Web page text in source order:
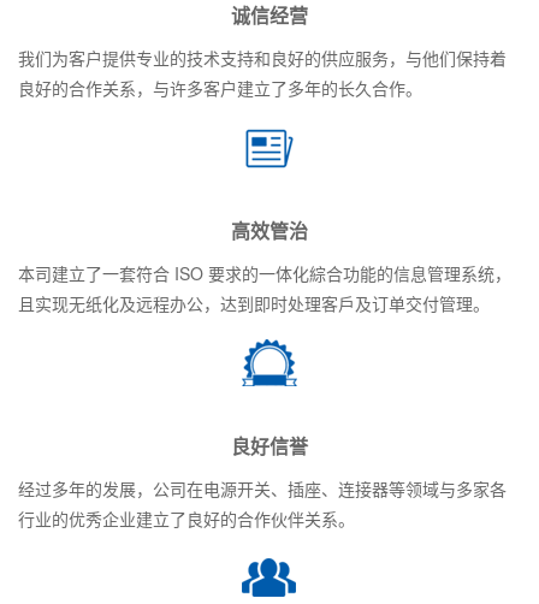
诚信经营
我们为客户提供专业的技术支持和良好的供应服务，与他们保持着
良好的合作关系，与许多客户建立了多年的长久合作。
高效管治
本司建立了一套符合 ISO 要求的一体化綜合功能的信息管理系统，
且实现无纸化及远程办公，达到即时处理客戶及订单交付管理。
良好信誉
经过多年的发展，公司在电源开关、插座、连接器等领域与多家各
行业的优秀企业建立了良好的合作伙伴关系。